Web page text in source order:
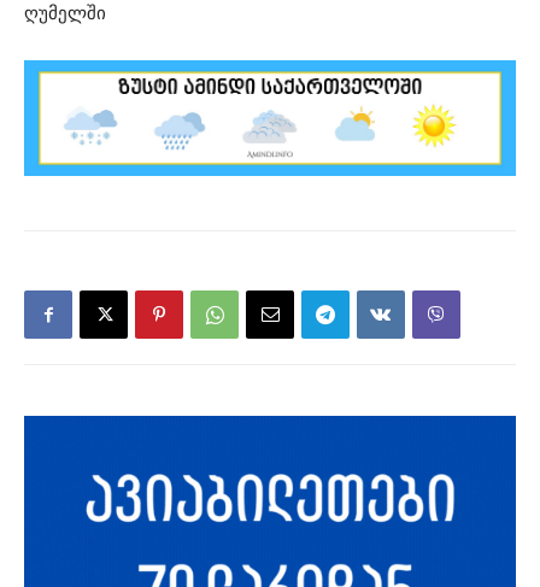
ღუმელში